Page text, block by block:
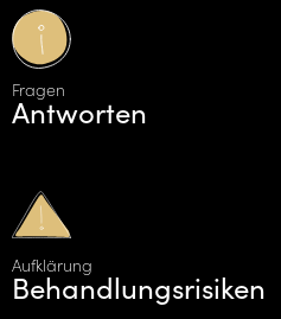
Fragen
Antworten
Aufklärung
Behandlungsrisiken